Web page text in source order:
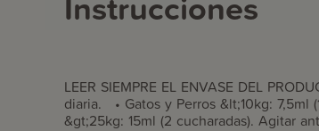
LEER SIEMPRE EL ENVASE DEL
diaria. • Gatos y Perros &lt;10kg: 7,5ml
&gt;25kg: 15ml (2 cucharadas). Agitar